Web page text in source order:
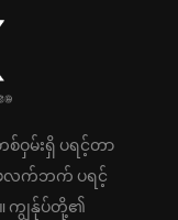
စ်ဝှမ်းရှိ ပရင့်တာ
င့် ဖလက်ဘက် ပရင့်
။ ကျွန်ုပ်တို့၏